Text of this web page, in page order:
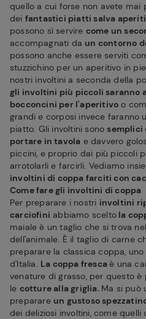
quello a cui forse non avete mai
dei fantastici piatti salva
possono sì servire come un
accompagnati da un contorno
possono anche essere serviti
stuzzichino per un aperitivo in
nostri involtini a seconda della
gli involtini più piccoli saranno
bocconcini per l'aperitivo o
grandi e corposi invece faranno
piatto. Gli involtini sono semplici
portare in tavola e davvero
piccini, e proprio dai più piccoli
arrotolarli e farcirli. Vediamo
involtini di coppa farciti con
Come fare gli involtini di coppa
Per preparare i nostri involtini
carciofini abbiamo scelto la
maiale è un taglio che si trova
dell'animale. È il taglio di carne
preparare la classica coppa,
d'Italia. La coppa frescaè una
venature di grasso, per questo
le cotture alla griglia. Ma si può
preparare un gustoso
dei deliziosi involtini, come quelli